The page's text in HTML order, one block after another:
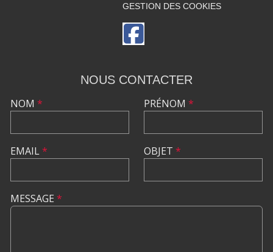
GESTION DES COOKIES
NOUS CONTACTER
NOM *
EMAIL*
PRÉNOM *
OBJET *
MESSAGE *